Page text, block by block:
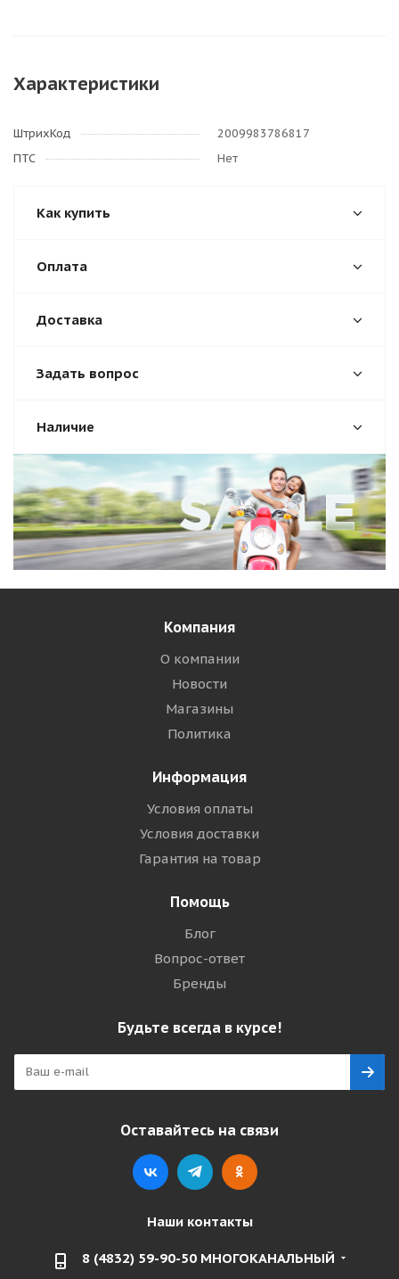
Характеристики
ШтрихКод
2009983786817
ПТС
Нет
Как купить
Оплата
Доставка
Задать вопрос
Наличие
Компания
О компании
Новости
Магазины
Политика
Информация
Условия оплаты
Условия доставки
Гарантия на товар
Помощь
Блог
Вопрос-ответ
Бренды
Будьте всегда в курсе!
Оставайтесь на связи
Наши контакты
8 (4832) 59-90-50 МНОГОКАНАЛЬНЫЙ